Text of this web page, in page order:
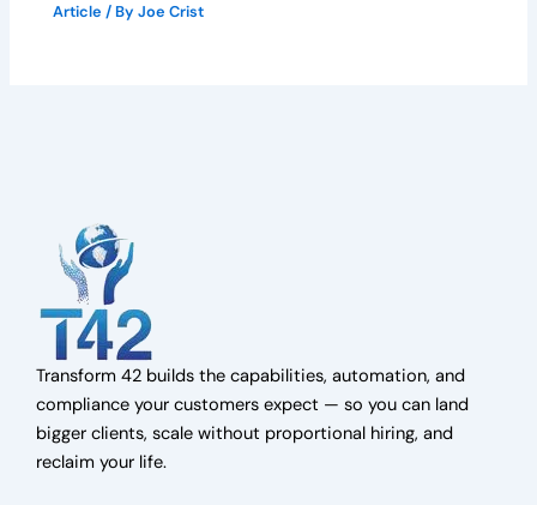
Article / ByJoe Crist
Transform 42 builds the capabilities, automation, and
compliance your customers expect — so you can land
bigger clients, scale without proportional hiring, and
reclaim your life.